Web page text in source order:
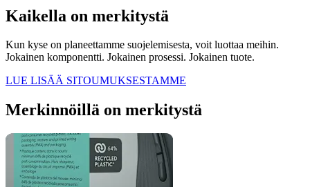
Kaikella on merkitystä
Kun kyse on planeettamme suojelemisesta, voit luottaa meihin.
Jokainen komponentti. Jokainen prosessi. Jokainen tuote.
LUE LISÄÄ SITOUMUKSESTAMME
Merkinnöillä on merkitystä